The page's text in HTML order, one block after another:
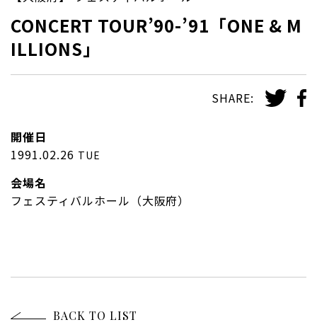
CONCERT TOUR’90-’91「ONE & M
ILLIONS」
SHARE:
開催日
1991.02.26 TUE
会場名
フェスティバルホール（大阪府）
BACK TO LIST